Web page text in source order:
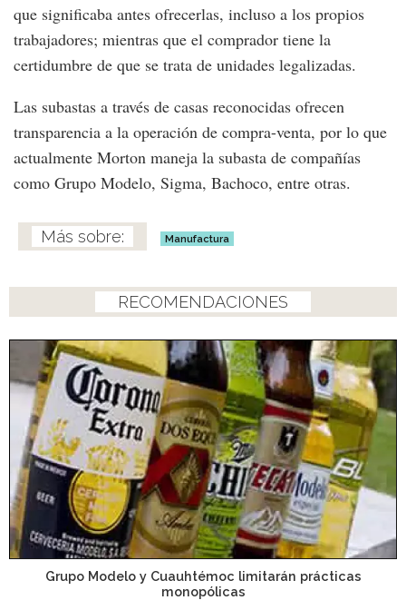
que significaba antes ofrecerlas, incluso a los propios
trabajadores; mientras que el comprador tiene la
certidumbre de que se trata de unidades legalizadas.
Las subastas a través de casas reconocidas ofrecen
transparencia a la operación de compra-venta, por lo que
actualmente Morton maneja la subasta de compañías
como Grupo Modelo, Sigma, Bachoco, entre otras.
Manufactura
RECOMENDACIONES
Grupo Modelo y Cuauhtémoc limitarán prácticas
monopólicas